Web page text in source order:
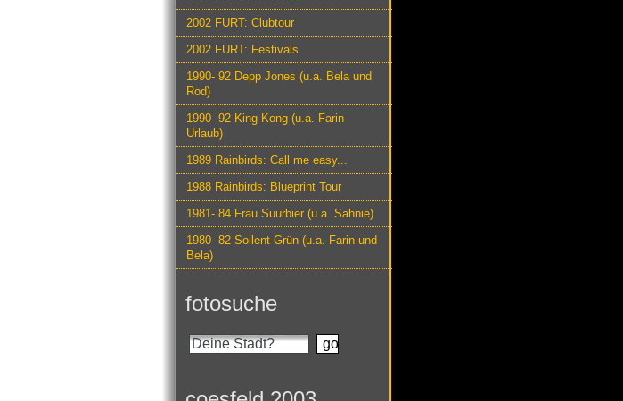
2002 FURT: Clubtour
2002 FURT: Festivals
1990- 92 Depp Jones (u.a. Bela und
Rod)
1990- 92 King Kong (u.a. Farin
Urlaub)
1989 Rainbirds: Call me easy...
1988 Rainbirds: Blueprint Tour
1981- 84 Frau Suurbier (u.a. Sahnie)
1980- 82 Soilent Grün (u.a. Farin und
Bela)
fotosuche